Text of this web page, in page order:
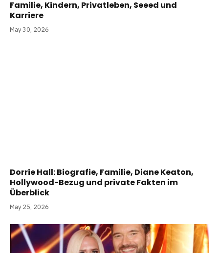
Familie, Kindern, Privatleben, Seeed und
Karriere
May 30, 2026
Dorrie Hall: Biografie, Familie, Diane Keaton,
Hollywood-Bezug und private Fakten im
Überblick
May 25, 2026